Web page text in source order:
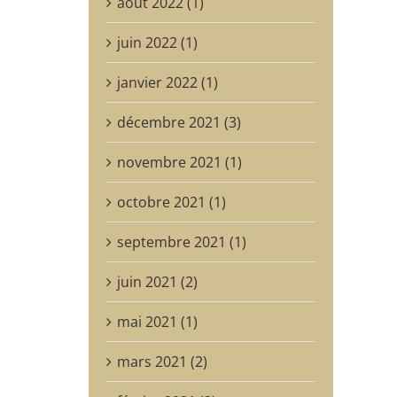
juin 2022 (1)
janvier 2022 (1)
décembre 2021 (3)
novembre 2021 (1)
octobre 2021 (1)
septembre 2021 (1)
juin 2021 (2)
mai 2021 (1)
mars 2021 (2)